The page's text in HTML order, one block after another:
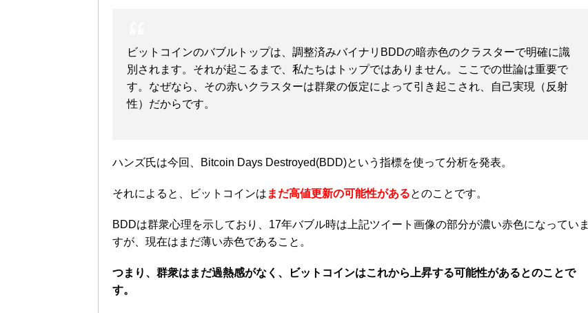
ビットコインのバブルトップは、調整済みバイナリBDDの暗赤色のクラスターで明確に識
別されます。それが起こるまで、私たちはトップではありません。ここでの世論は重要で
す。なぜなら、その赤いクラスターは群衆の仮定によって引き起こされ、自己実現（反射
性）だからです。
ハンズ氏は今回、Bitcoin Days Destroyed(BDD)という指標を使って分析を発表。
それによると、ビットコインは まだ高値更新の可能性があるとのことです。
BDDは群衆心理を示しており、17年バブル時は上記ツイート画像の部分が濃い赤色になっていま
すが、現在はまだ薄い赤色であること。
つまり、群衆はまだ過熱感がなく、ビットコインはこれから上昇する可能性があるとのことで
す。